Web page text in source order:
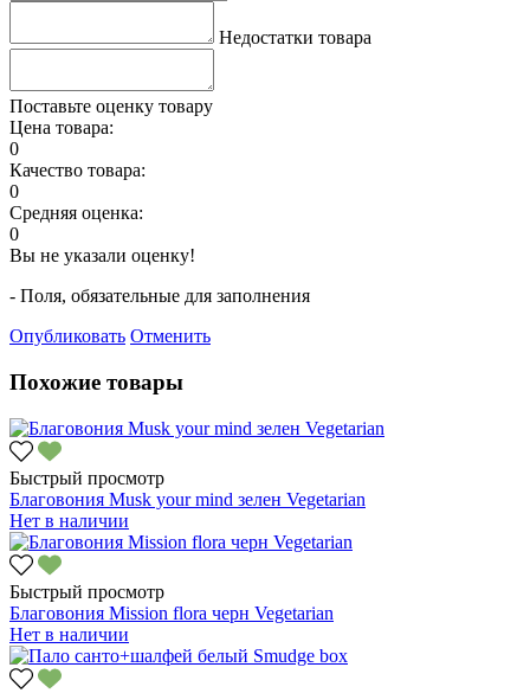
Недостатки товара
Поставьте оценку товару
Цена товара:
0
Качество товара:
0
Средняя оценка:
0
Вы не указали оценку!
- Поля, обязательные для заполнения
Опубликовать Отменить
Похожие товары
Быстрый просмотр
Благовония Musk your mind зелен Vegetarian
Нет в наличии
Быстрый просмотр
Благовония Mission flora черн Vegetarian
Нет в наличии